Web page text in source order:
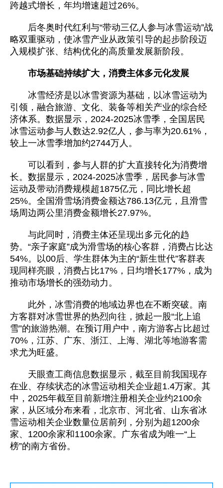
跨越式增长，年均增速超过26%。
后冬奥时代红利与“带动三亿人参与冰雪运动”战
略双重驱动，使冰雪产业从政策引导的起步阶段迈
入规模扩张、结构优化的高质量发展新阶段。
市场基础持续扩大，消费主体多元化发展
冰雪经济是以冰雪资源为基础，以冰雪运动为
引领，融合旅游、文化、装备等相关产业的综合经
济体系。数据显示，2024-2025冰雪季，全国居民
冰雪运动参与人数达2.92亿人，参与率为20.61%，
较上一冰雪季增加约2744万人。
可以看到，参与人群的扩大直接转化为消费增
长。数据显示，2024-2025冰雪季，居民参与冰雪
运动及带动消费规模超1875亿元，同比增长超
25%。全国滑雪场消费金额达786.13亿元，且滑雪
场周边两公里消费金额增长27.97%。
与此同时，消费主体还呈现出多元化的趋
势。“亲子家庭”成为滑雪场的核心客群，消费占比达
54%。以00后、学生群体为主的“新生世代”客群表
现同样亮眼，消费占比17%，日均增长177%，成为
推动市场增长的强劲动力。
此外，冰雪消费的地域边界也在不断突破。南
方客群对冰雪世界的热烈向往，掀起一股“北上追
雪”的旅游热潮。在预订用户中，南方游客占比超过
70%，江苏、广东、浙江、上海、湖北等地游客需
求尤为旺盛。
天眼查工商信息数据显示，截至目前我国现存
在业、存续状态的冰雪运动相关企业超1.4万家。其
中，2025年截至目前新增注册相关企业约2100余
家，从区域分布来看，北京市、河北省、山东省冰
雪运动相关企业数量位居前列，分别为超1200余
家、1200余家和1100余家。广东省成为唯一“上
榜”的南方省份。